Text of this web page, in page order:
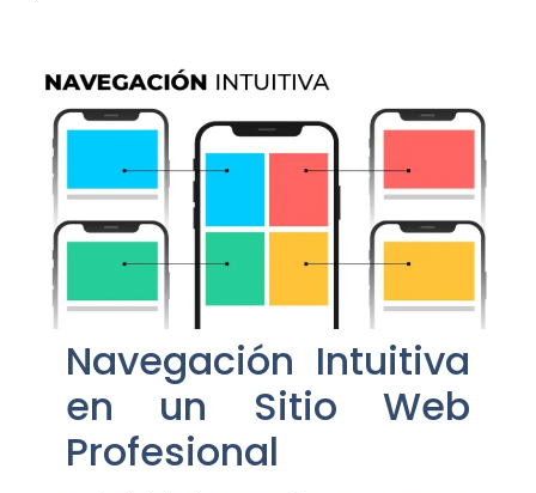
Navegación Intuitiva
en un Sitio Web
Profesional